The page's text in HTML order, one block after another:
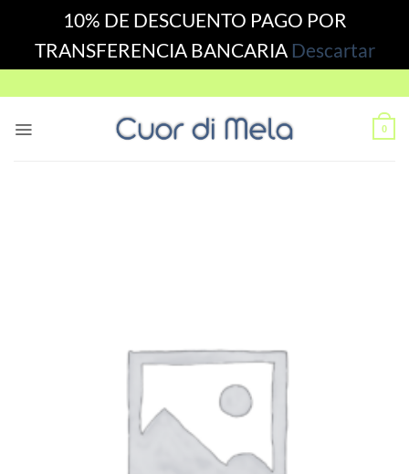
10% DE DESCUENTO PAGO POR
TRANSFERENCIA BANCARIA Descartar
to
0